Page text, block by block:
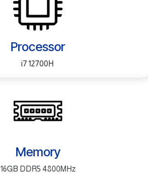
Processor
Memory
16GB DDR5 4800MHz